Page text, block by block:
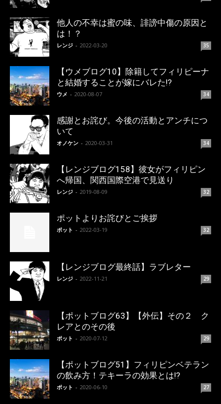
他人の不幸は蜜の味、誹謗中傷の原因と
は！？
レンジ - 2022-03-20 35
【ウメブログ10】除籍してフィリピーナ
と結婚することが嫁にバレた!?
ウメ - 2020-08-07 34
感謝とお詫び。今後の活動とアンチにつ
いて
オノケン - 2020-03-31 34
【レンジブログ158】彼女がフィリピン
へ帰国、関西国際空港で見送り
レンジ - 2019-08-09 32
ポットよりお詫びとご挨拶
ポット - 2022-03-19 32
【レンジブログ最終話】ラブレター
レンジ - 2022-11-21 29
【ポットブログ63】【外伝】その２ ク
レアとのその後
ポット - 2020-07-12 29
【ポットブログ51】フィリピンベテラン
の飲み方！テキーラの効果とは!?
ポット - 2020-06-10 27